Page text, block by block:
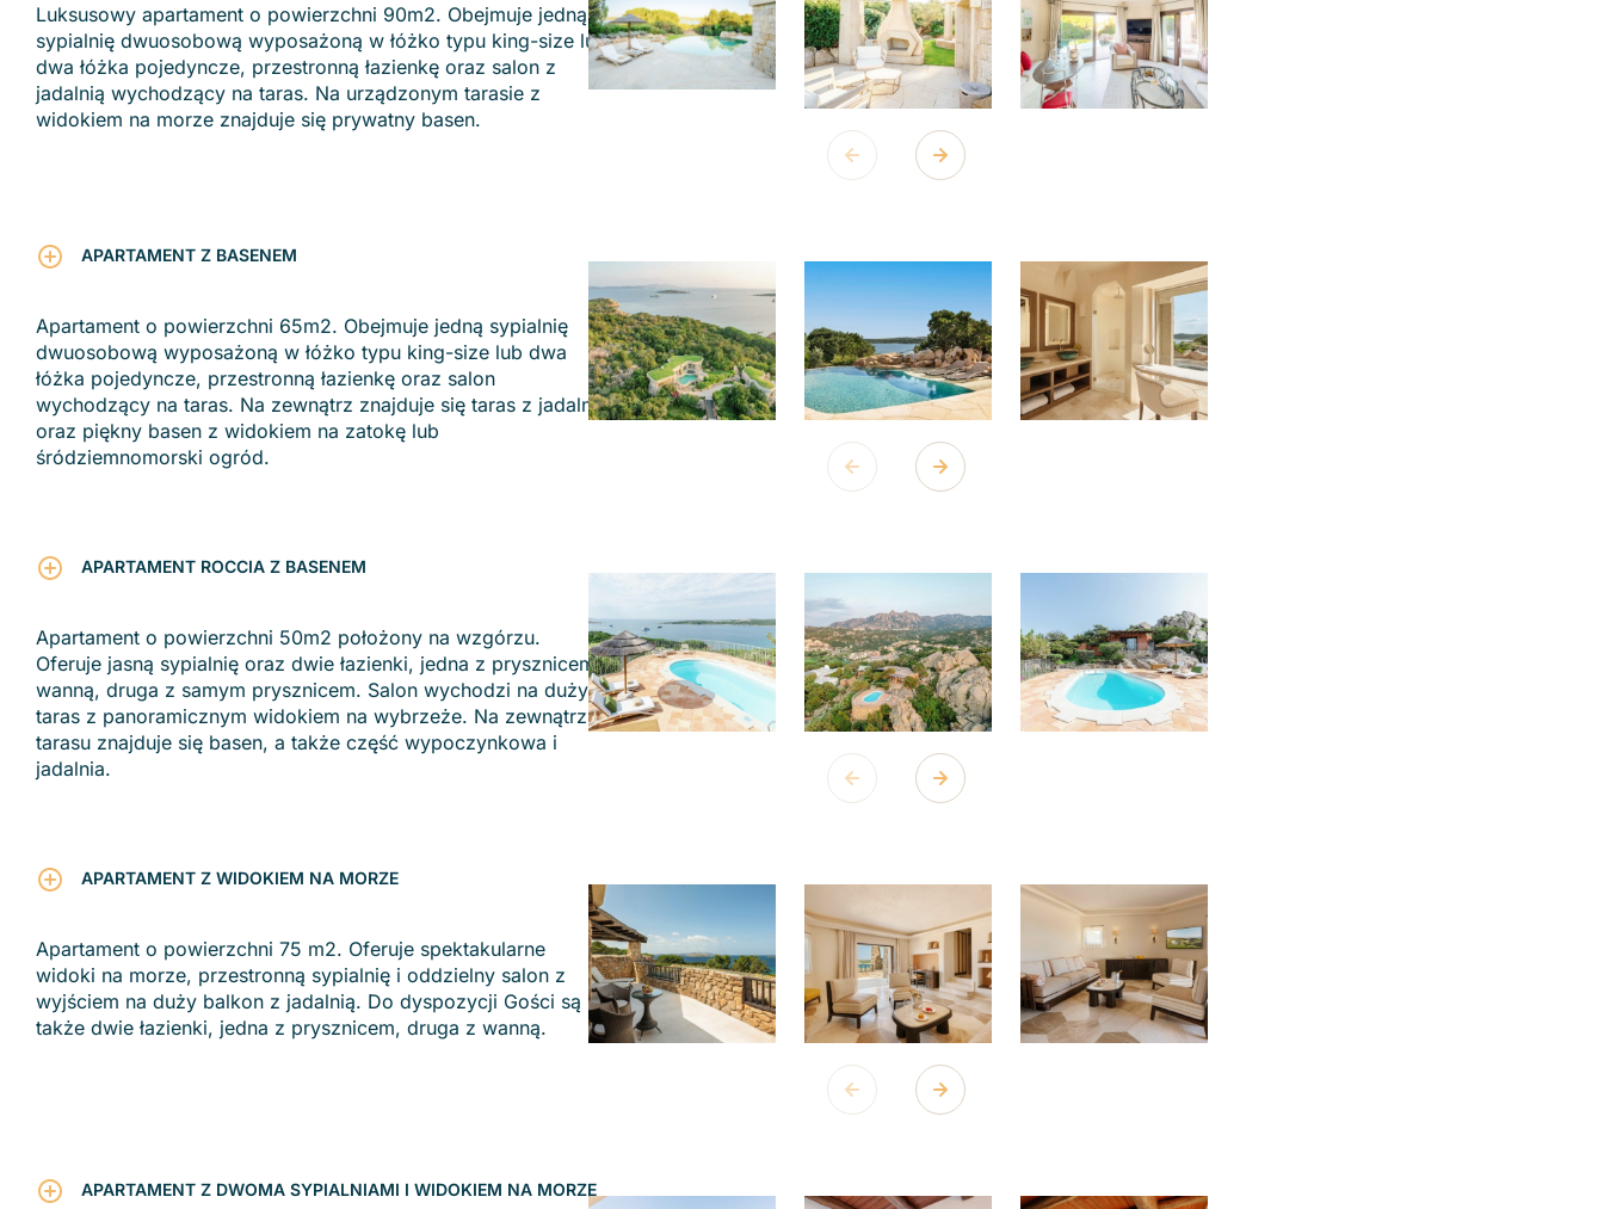
Luksusowy apartament o powierzchni 90m2. Obejmuje jedną
sypialnię dwuosobową wyposażoną w łóżko typu king-size lub
dwa łóżka pojedyncze, przestronną łazienkę oraz salon z
jadalnią wychodzący na taras. Na urządzonym tarasie z
widokiem na morze znajduje się prywatny basen.
APARTAMENT Z BASENEM
Apartament o powierzchni 65m2. Obejmuje jedną sypialnię
dwuosobową wyposażoną w łóżko typu king-size lub dwa
łóżka pojedyncze, przestronną łazienkę oraz salon
wychodzący na taras. Na zewnątrz znajduje się taras z jadalnią
oraz piękny basen z widokiem na zatokę lub
śródziemnomorski ogród.
APARTAMENT ROCCIA Z BASENEM
Apartament o powierzchni 50m2 położony na wzgórzu.
Oferuje jasną sypialnię oraz dwie łazienki, jedna z prysznicem i
wanną, druga z samym prysznicem. Salon wychodzi na duży
taras z panoramicznym widokiem na wybrzeże. Na zewnątrz
tarasu znajduje się basen, a także część wypoczynkowa i
jadalnia.
APARTAMENT Z WIDOKIEM NA MORZE
Apartament o powierzchni 75 m2. Oferuje spektakularne
widoki na morze, przestronną sypialnię i oddzielny salon z
wyjściem na duży balkon z jadalnią. Do dyspozycji Gości są
także dwie łazienki, jedna z prysznicem, druga z wanną.
APARTAMENT Z DWOMA SYPIALNIAMI I WIDOKIEM NA MORZE